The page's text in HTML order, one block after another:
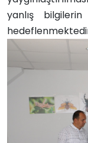
yanlış